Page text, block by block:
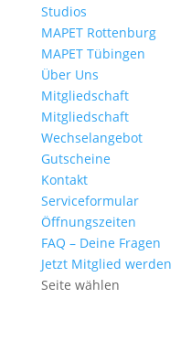
Studios
MAPET Rottenburg
MAPET Tübingen
Über Uns
Mitgliedschaft
Mitgliedschaft
Wechselangebot
Gutscheine
Kontakt
Serviceformular
Öffnungszeiten
FAQ – Deine Fragen
Jetzt Mitglied werden
Seite wählen